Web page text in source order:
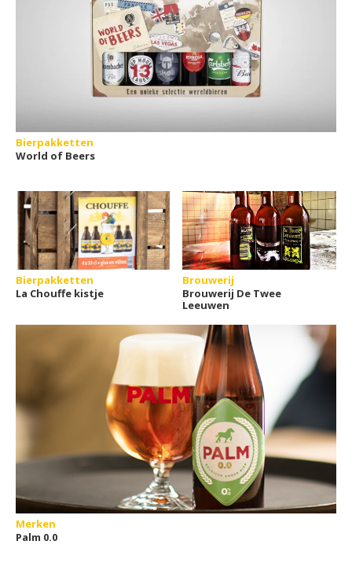
Bierpakketten
World of Beers
Bierpakketten
La Chouffe kistje
Brouwerij
Brouwerij De Twee
Leeuwen
Merken
Palm 0.0